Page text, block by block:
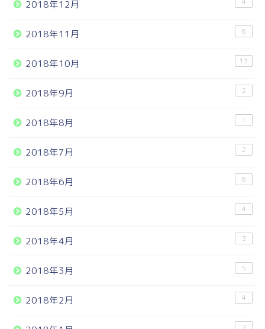
2018年12月 4
2018年11月 6
2018年10月 13
2018年9月 2
2018年8月 1
2018年7月 2
2018年6月 6
2018年5月 4
2018年4月 3
2018年3月 5
2018年2月 4